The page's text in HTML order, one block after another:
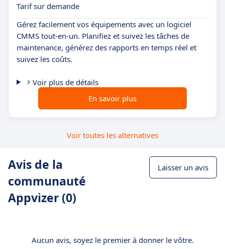
Tarif sur demande
Gérez facilement vos équipements avec un logiciel
CMMS tout-en-un. Planifiez et suivez les tâches de
maintenance, générez des rapports en temps réel et
suivez les coûts.
Voir plus de détails
En savoir plus
Voir toutes les alternatives
Avis de la
communauté
Appvizer (0)
Laisser un avis
Aucun avis, soyez le premier à donner le vôtre.